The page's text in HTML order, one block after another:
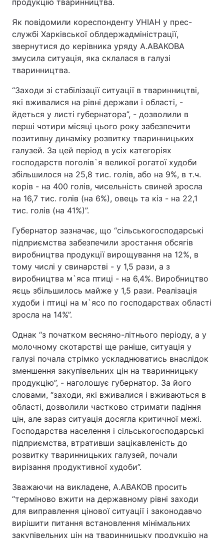
продукцію тваринництва.
Як повідомили кореспонденту УНІАН у прес-
службі Харківської облдержадміністрації,
звернутися до керівника уряду А.АВАКОВА
змусила ситуація, яка склалася в галузі
тваринництва.
“Заходи зі стабілізації ситуації в тваринництві,
які вживалися на рівні держави і області, -
йдеться у лиcті губернатора”, - дозволили в
перші чотири місяці цього року забезпечити
позитивну динаміку розвитку тваринницьких
галузей. За цей період в усіх категоріях
господарств поголів`я великої рогатої худоби
збільшилося на 25,8 тис. голів, або на 9%, в т.ч.
корів - на 400 голів, чисельність свиней зросла
на 16,7 тис. голів (на 6%), овець та кіз - на 22,1
тис. голів (на 41%)”.
Губернатор зазначає, що “сільськогосподарські
підприємства забезпечили зростання обсягів
виробництва продукції вирощування на 12%, в
тому числі у свинарстві - у 1,5 рази, а з
виробництва м`яса птиці - на 6,4%. Виробництво
яєць збільшилось майже у 1,5 рази. Реалізація
худоби і птиці на м`ясо по господарствах області
зросла на 14%”.
Однак “з початком весняно-літнього періоду, а у
молочному скотарстві ще раніше, ситуація у
галузі почала стрімко ускладнюватись внаслідок
зменшення закупівельних цін на тваринницьку
продукцію”, - наголошує губернатор. За його
словами, “заходи, які вживалися і вживаються в
області, дозволили частково стримати падіння
цін, але зараз ситуація досягла критичної межі.
Господарства населення і сільськогосподарські
підприємства, втративши зацікавленість до
розвитку тваринницьких галузей, почали
вирізання продуктивної худоби”.
Зважаючи на викладене, А.АВАКОВ просить
“терміново вжити на державному рівні заходи
для виправлення цінової ситуації і законодавчо
вирішити питання встановлення мінімальних
закупівельних цін на тваринницьку продукцію на